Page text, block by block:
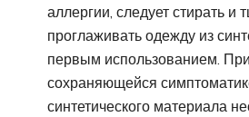
аллергии, следует стирать и
проглаживать одежду из
первым использованием. При
сохраняющейся
синтетического материала